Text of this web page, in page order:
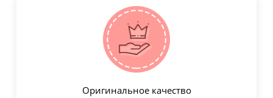
Оригинальное качество